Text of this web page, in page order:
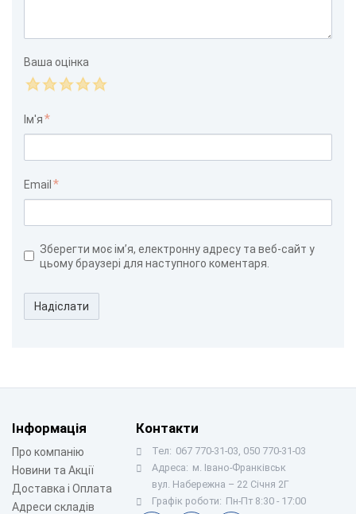
Ваша оцінка
Ім'я
Email
Зберегти моє ім’я, електронну адресу та веб-сайт у
цьому браузері для наступного коментаря.
Надіслати
Інформація
Про компанію
Новини та Акції
Доставка і Оплата
Адреси складів
Контакти
Тел: 067 770-31-03, 050 770-31-03
Адреса: м. Івано-Франківськ
вул. Набережна – 22 Січня 2Г
Графік роботи: Пн-Пт 8:30 - 17:00